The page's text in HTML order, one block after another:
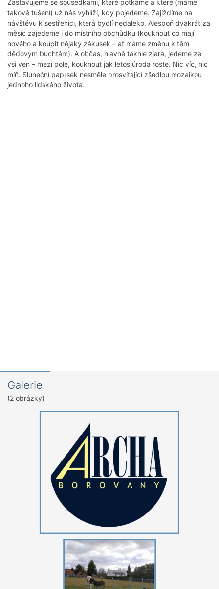
Zastavujeme se sousedkami, které potkáme a které (máme
takové tušení) už nás vyhlíží, kdy pojedeme. Zajíždíme na
návštěvu k sestřenici, která bydlí nedaleko. Alespoň dvakrát za
měsíc zajedeme i do místního obchůdku (kouknout co mají
nového a koupit nějaký zákusek – ať máme změnu k těm
dědovým buchtám). A občas, hlavně takhle zjara, jedeme ze
vsi ven – mezi pole, kouknout jak letos úroda roste. Nic víc, nic
míň. Sluneční paprsek nesměle prosvítající zšedlou mozaikou
jednoho lidského života.
Galerie
(2 obrázky)